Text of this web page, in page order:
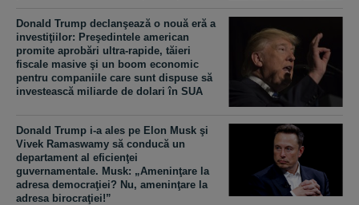
Donald Trump declanşează o nouă eră a
investiţiilor: Preşedintele american
promite aprobări ultra-rapide, tăieri
fiscale masive şi un boom economic
pentru companiile care sunt dispuse să
investească miliarde de dolari în SUA
Donald Trump i-a ales pe Elon Musk şi
Vivek Ramaswamy să conducă un
departament al eficienţei
guvernamentale. Musk: „Ameninţare la
adresa democraţiei? Nu, ameninţare la
adresa birocraţiei!”